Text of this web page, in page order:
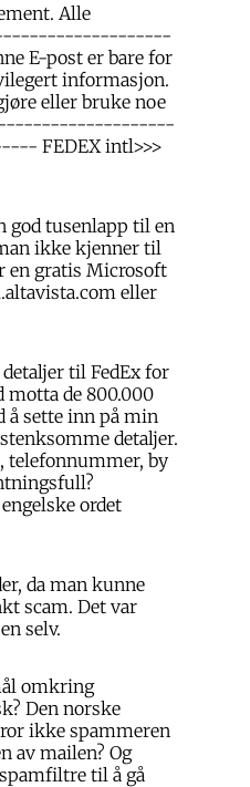
Alle
post er bare for
informasjon.
eller bruke noe
intl>>>
god tusenlapp til en
ikke kjenner til
en gratis Microsoft
eller
til FedEx for
motta de 800.000
å sette inn på min
detaljer.
telefonnummer, by
ordet
da man kunne
scam. Det var
selv.
omkring
Den norske
ikke spammeren
av mailen? Og
til å gå